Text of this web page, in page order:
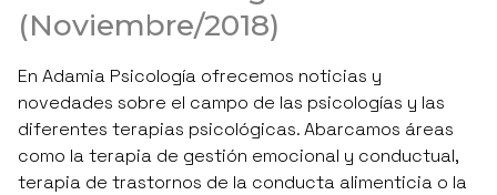
(Noviembre/2018)
En Adamia Psicología ofrecemos noticias y
novedades sobre el campo de las psicologías y las
diferentes terapias psicológicas. Abarcamos áreas
como la terapia de gestión emocional y conductual,
terapia de trastornos de la conducta alimenticia o la